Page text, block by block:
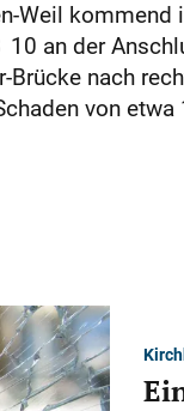
Weil
an der
Brücke nach
von